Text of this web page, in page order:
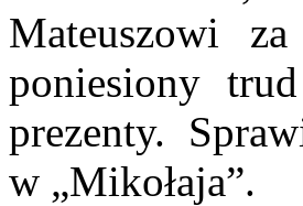
Mateuszowi
poniesiony
prezenty.
w „Mikołaja”.